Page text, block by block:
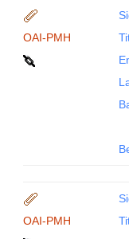
OAI-PMH
OAI-PMH